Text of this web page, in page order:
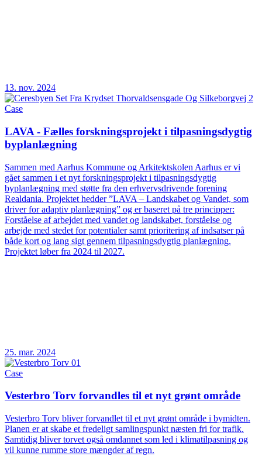
13. nov. 2024
Case
LAVA - Fælles forskningsprojekt i tilpasningsdygtig
byplanlægning
Sammen med Aarhus Kommune og Arkitektskolen Aarhus er vi
gået sammen i et nyt forskningsprojekt i tilpasningsdygtig
byplanlægning med støtte fra den erhvervsdrivende forening
Realdania. Projektet hedder ”LAVA – Landskabet og Vandet, som
driver for adaptiv planlægning” og er baseret på tre principper:
Forståelse af arbejdet med vandet og landskabet, forståelse og
arbejde med stedet for potentialer samt prioritering af indsatser på
både kort og lang sigt gennem tilpasningsdygtig planlægning.
Projektet løber fra 2024 til 2027.
25. mar. 2024
Case
Vesterbro Torv forvandles til et nyt grønt område
Vesterbro Torv bliver forvandlet til et nyt grønt område i bymidten.
Planen er at skabe et fredeligt samlingspunkt næsten fri for trafik.
Samtidig bliver torvet også omdannet som led i klimatilpasning og
vil kunne rumme store mængder af regn.